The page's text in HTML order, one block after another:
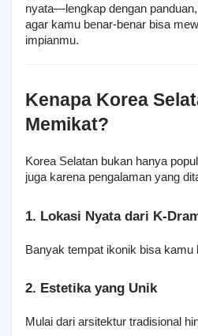
nyata—lengkap dengan
agar kamu benar-benar bisa
impianmu.
Kenapa Korea
Memikat?
Korea Selatan bukan hanya
juga karena pengalaman yang
1. Lokasi Nyata dari K-
Banyak tempat ikonik bisa kamu
2. Estetika yang Unik
Mulai dari arsitektur tradisional